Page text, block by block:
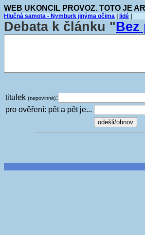
WEB UKONCIL PROVOZ. TOTO JE
Hlučná samota - Nymburk jinýma očima lidé
Debata k článku "Bez
titulek (nepovinné):
pro ověření: pět a pět je...